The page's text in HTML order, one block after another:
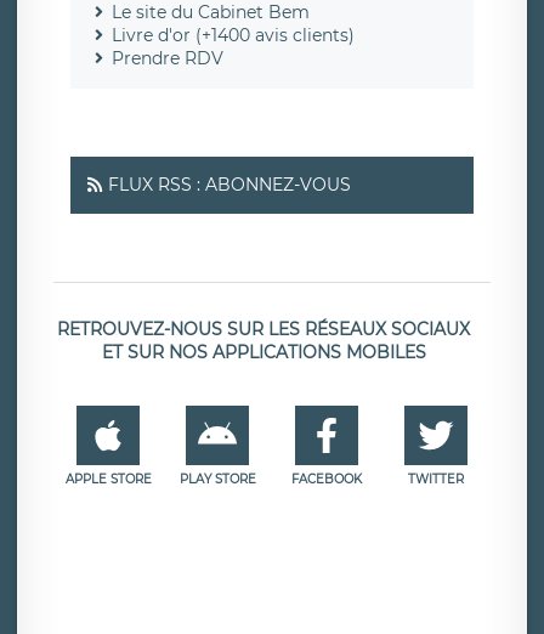
Le site du Cabinet Bem
Livre d'or (+1400 avis clients)
Prendre RDV
FLUX RSS : ABONNEZ-VOUS
RETROUVEZ-NOUS SUR LES RÉSEAUX SOCIAUX
ET SUR NOS APPLICATIONS MOBILES
APPLE STORE PLAY STORE FACEBOOK TWITTER